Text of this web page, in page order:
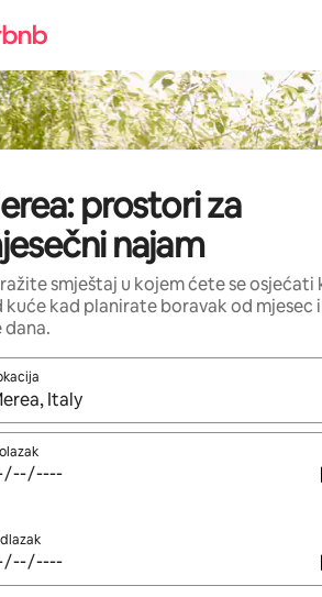
prostori za
najam
smještaj u kojem ćete se osjećati
kuće kad planirate boravak od mjesec
dana.
budu dostupni rezultati, moći ćete ih